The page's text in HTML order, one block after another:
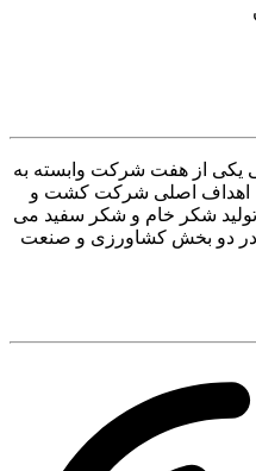
از هفت شرکت وابسته به
اهداف اصلی شرکت کشت و
شکر خام و شکر سفید می
در دو بخش کشاورزی و صنعت